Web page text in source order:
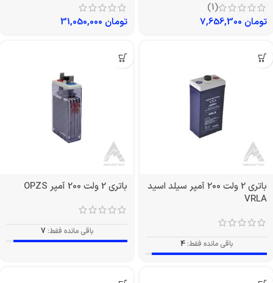
(1)
تومان
تومان
باتری 2 ولت 200 آمپر سیلد اسید
VRLA
باقی مانده فقط: 4
باتری 2 ولت 200 آمپر OPZS
باقی مانده فقط: 7